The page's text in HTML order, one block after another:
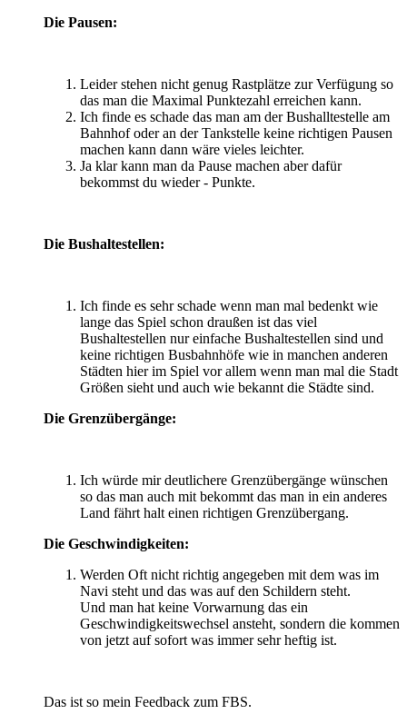
Die Pausen:
Leider stehen nicht genug Rastplätze zur Verfügung so
das man die Maximal Punktezahl erreichen kann.
Ich finde es schade das man am der Bushalltestelle am
Bahnhof oder an der Tankstelle keine richtigen Pausen
machen kann dann wäre vieles leichter.
Ja klar kann man da Pause machen aber dafür
bekommst du wieder - Punkte.
Die Bushaltestellen:
Ich finde es sehr schade wenn man mal bedenkt wie
lange das Spiel schon draußen ist das viel
Bushaltestellen nur einfache Bushaltestellen sind und
keine richtigen Busbahnhöfe wie in manchen anderen
Städten hier im Spiel vor allem wenn man mal die Stadt
Größen sieht und auch wie bekannt die Städte sind.
Die Grenzübergänge:
Ich würde mir deutlichere Grenzübergänge wünschen
so das man auch mit bekommt das man in ein anderes
Land fährt halt einen richtigen Grenzübergang.
Die Geschwindigkeiten:
Werden Oft nicht richtig angegeben mit dem was im
Navi steht und das was auf den Schildern steht.
Und man hat keine Vorwarnung das ein
Geschwindigkeitswechsel ansteht, sondern die kommen
von jetzt auf sofort was immer sehr heftig ist.
Das ist so mein Feedback zum FBS.